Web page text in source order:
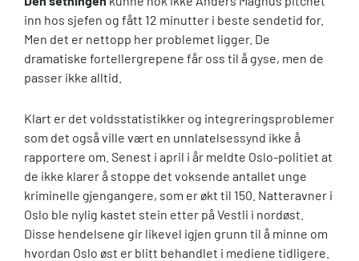
inn hos sjefen og fått 12 minutter i beste sendetid for.
Men det er nettopp her problemet ligger. De
dramatiske fortellergrepene får oss til å gyse, men de
passer ikke alltid.
Klart er det voldsstatistikker og integreringsproblemer
som det også ville vært en unnlatelsessynd ikke å
rapportere om. Senest i april i år meldte Oslo-politiet at
de ikke klarer å stoppe det voksende antallet unge
kriminelle gjengangere, som er økt til 150. Natteravner i
Oslo ble nylig kastet stein etter på Vestli i nordøst.
Disse hendelsene gir likevel igjen grunn til å minne om
hvordan Oslo øst er blitt behandlet i mediene tidligere.